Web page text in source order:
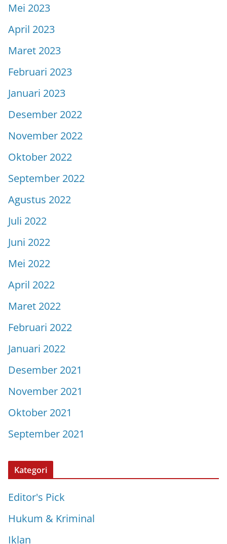
Mei 2023
April 2023
Maret 2023
Februari 2023
Januari 2023
Desember 2022
November 2022
Oktober 2022
September 2022
Agustus 2022
Juli 2022
Juni 2022
Mei 2022
April 2022
Maret 2022
Februari 2022
Januari 2022
Desember 2021
November 2021
Oktober 2021
September 2021
Kategori
Editor's Pick
Hukum & Kriminal
Iklan